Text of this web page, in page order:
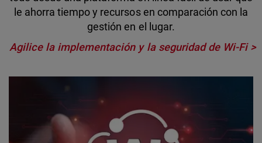
le ahorra tiempo y recursos en comparación con la
gestión en el lugar.
Agilice la implementación y la seguridad de Wi-Fi